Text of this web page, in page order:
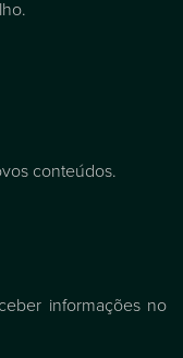
conteúdos.
informações no